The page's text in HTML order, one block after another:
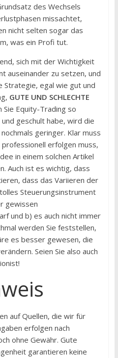
des Wechsels
missachtet,
nicht selten sogar das
was ein Profi tut.
sich mit der Wichtigkeit
auseinander zu setzen, und
Strategie, egal wie gut und
GUTE UND SCHLECHTE
Sie Equity-Trading so
geschult habe, wird die
geringer. Klar muss
erfolgen muss,
in einem solchen Artikel
Auch ist es wichtig, dass
dass das Variieren der
Steuerungsinstrument
gewissen
und b) es auch nicht immer
werden Sie feststellen,
es besser gewesen, die
Seien Sie also auch
auf Quellen, die wir für
erfol­gen nach
ohne Gewähr. Gute
garantieren keine